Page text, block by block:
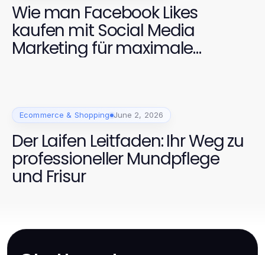
Wie man Facebook Likes
kaufen mit Social Media
Marketing für maximale
Ecommerce & Shopping June 2, 2026
Der Laifen Leitfaden: Ihr Weg zu
professioneller Mundpflege
und Frisur